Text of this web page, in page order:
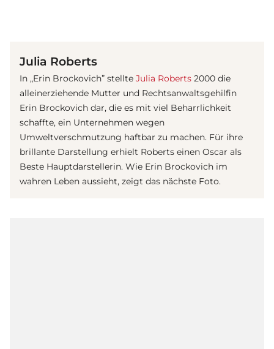
Julia Roberts
In „Erin Brockovich” stellte Julia Roberts 2000 die
alleinerziehende Mutter und Rechtsanwaltsgehilfin
Erin Brockovich dar, die es mit viel Beharrlichkeit
schaffte, ein Unternehmen wegen
Umweltverschmutzung haftbar zu machen. Für ihre
brillante Darstellung erhielt Roberts einen Oscar als
Beste Hauptdarstellerin. Wie Erin Brockovich im
wahren Leben aussieht, zeigt das nächste Foto.